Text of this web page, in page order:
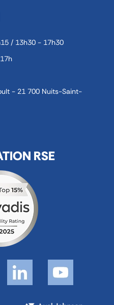
/ 13h30 - 17h30
- 21 700 Nuits-Saint-
RSE